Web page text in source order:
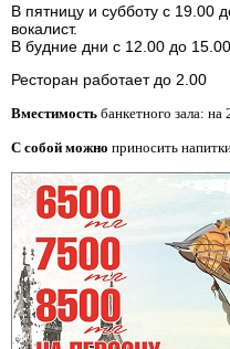
В пятницу и субботу с 19.00
вокалист.
В будние дни с 12.00 до
Ресторан работает до 2.00
Вместимость банкетного зала: на
С собой можно приносить